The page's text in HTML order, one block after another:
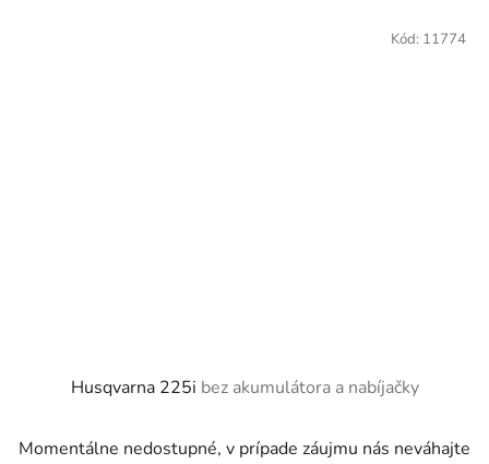
Husqvarna 225i bez akumulátora a nabíjačky
Momentálne nedostupné, v prípade záujmu nás neváhajte
Kód: 11774